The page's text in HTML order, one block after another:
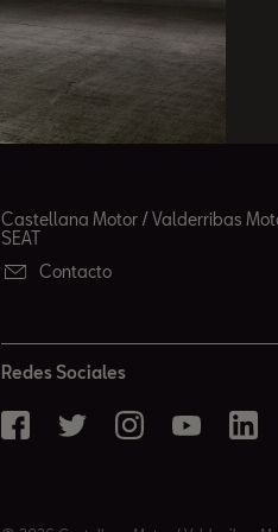
Castellana Motor / Valderribas
SEAT
Contacto
Redes Sociales